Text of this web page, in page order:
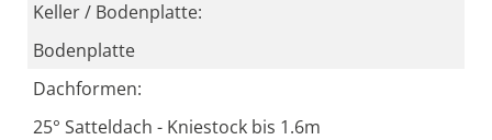
Keller / Bodenplatte:
Bodenplatte
Dachformen:
25° Satteldach - Kniestock bis 1.6m